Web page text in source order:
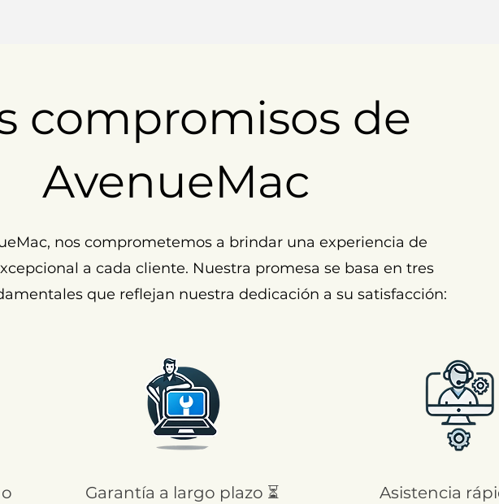
compromisos de
AvenueMac
nos comprometemos a brindar una experiencia de
a cada cliente. Nuestra promesa se basa en tres
que reflejan nuestra dedicación a su satisfacción:
Garantía a largo plazo ⏳ Asistencia